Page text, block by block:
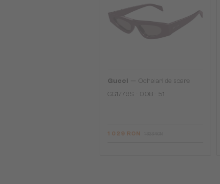
Gucci
Ochelari de soare
GG1779S - 008 - 51
1 029 RON